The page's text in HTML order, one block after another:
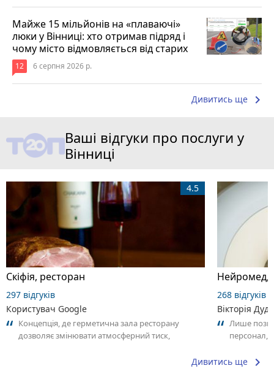
Майже 15 мільйонів на «плаваючі»
люки у Вінниці: хто отримав підряд і
чому місто відмовляється від старих
12 6 серпня 2026 р.
Дивитись ще keyboard_arrow_right
Ваші відгуки про послуги у
Вінниці
Скіфія, ресторан
4.5
297 відгуків
Користувач Google
Концепція, де герметична зала ресторану
дозволяє змінювати атмосферний тиск,
Нейромед,
268 відгуків
Вікторія
Лише
Дивитись ще keyboard_arrow_right